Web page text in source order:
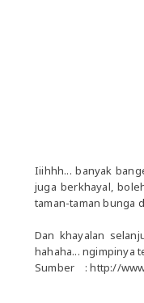
Iiihhh... banyak
juga berkhayal,
taman-taman bunga
Dan khayalan
hahaha... ngimpinya
Sumber : http://